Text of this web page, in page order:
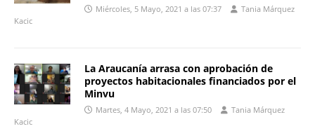
Miércoles, 5 Mayo, 2021 a las 07:37
Tania Márquez
Kacic
La Araucanía arrasa con aprobación de
proyectos habitacionales financiados por el
Minvu
Martes, 4 Mayo, 2021 a las 07:50
Tania Márquez
Kacic